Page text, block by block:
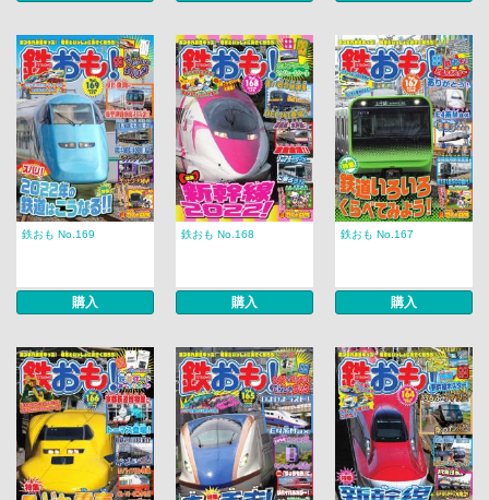
鉄おも No.169
購入
鉄おも No.168
購入
鉄おも No.167
購入